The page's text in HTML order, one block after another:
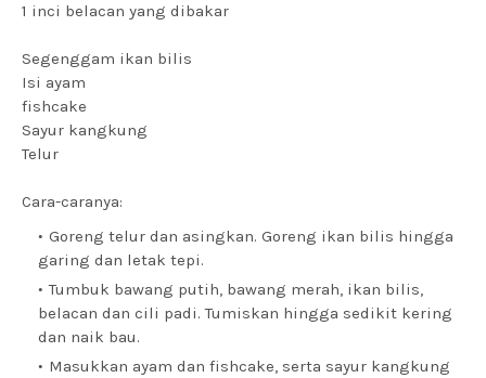
1 inci belacan yang dibakar
Segenggam ikan bilis
Isi ayam
fishcake
Sayur kangkung
Telur
Cara-caranya:
Goreng telur dan asingkan. Goreng ikan bilis hingga
garing dan letak tepi.
Tumbuk bawang putih, bawang merah, ikan bilis,
belacan dan cili padi. Tumiskan hingga sedikit kering
dan naik bau.
Masukkan ayam dan fishcake, serta sayur kangkung